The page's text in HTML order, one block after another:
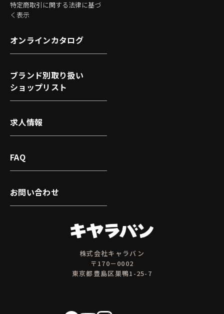
株式会社キャラバン
〒170－0002
東京都豊島区巣鴨1-25-7
特定商取引に関する法律に基づ
く表示
オンラインカタログ
ブランド別取り扱い
ショップリスト
求人情報
FAQ
お問い合わせ